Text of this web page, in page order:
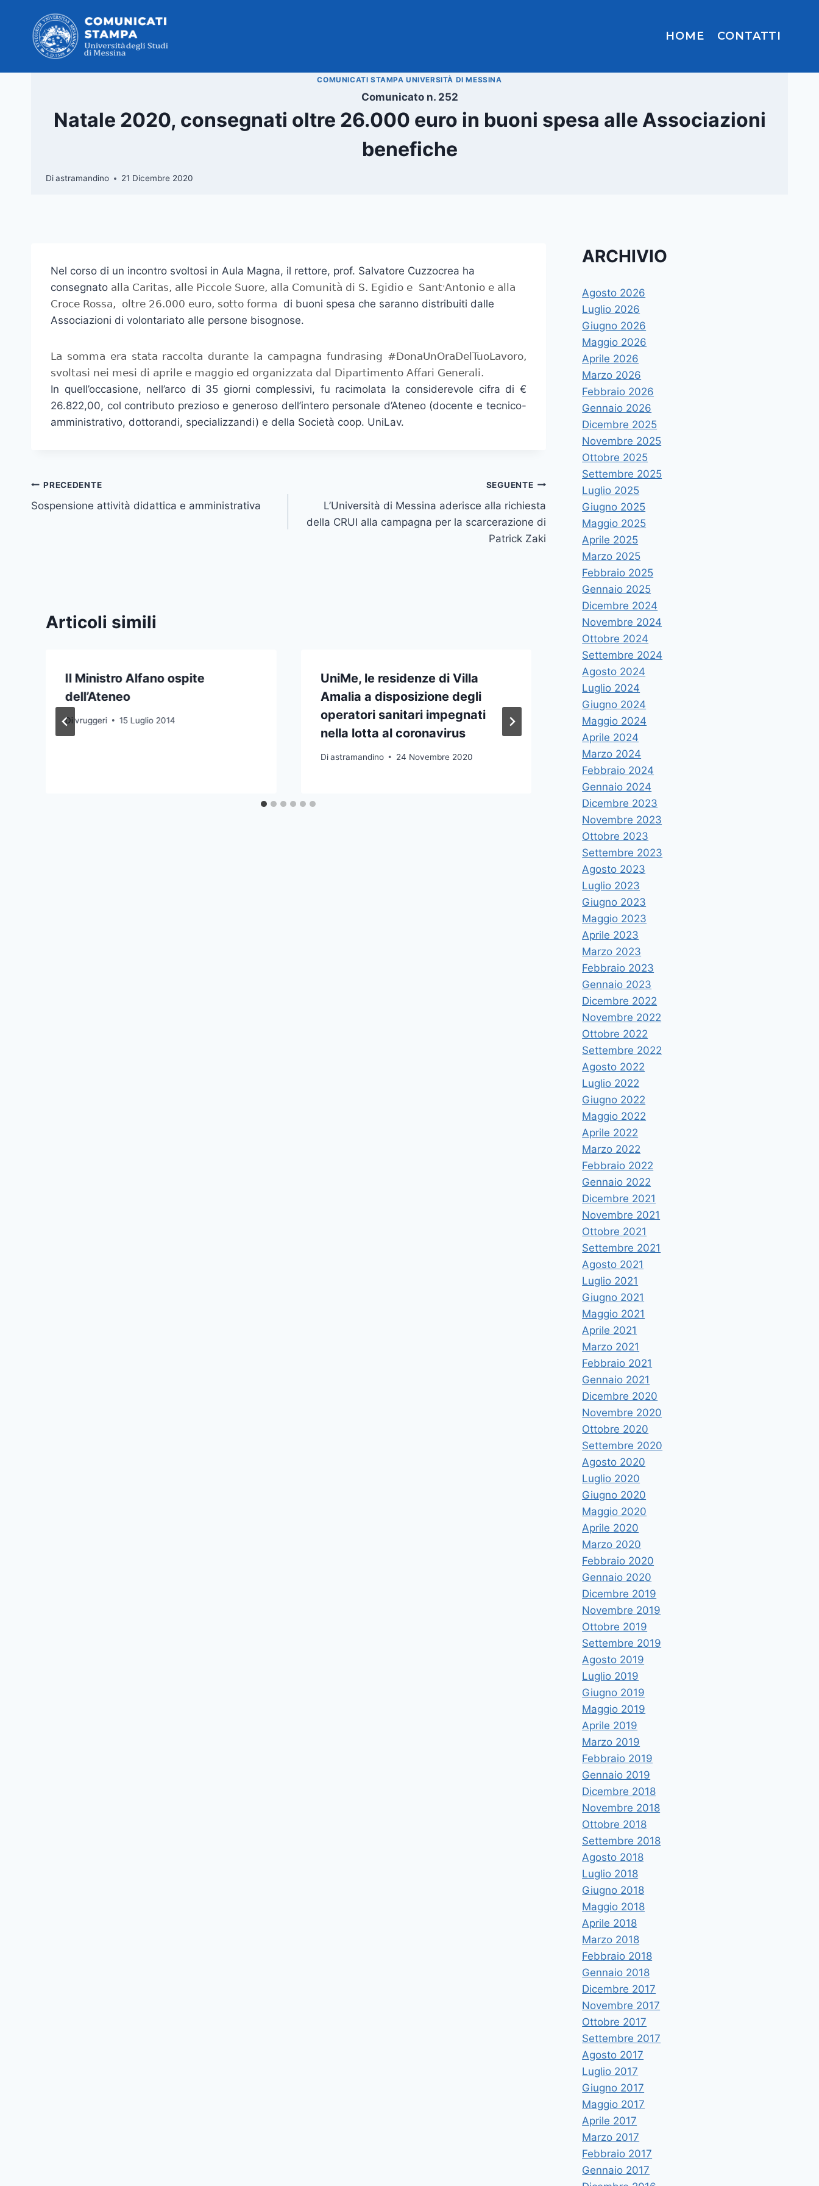
contenuto
HOME CONTATTI
COMUNICATI STAMPA UNIVERSITÀ DI MESSINA
Comunicato n. 252
Natale 2020, consegnati oltre 26.000 euro in buoni spesa alle Associazioni
benefiche
Diastramandino 21 Dicembre 2020
Nel corso di un incontro svoltosi in Aula Magna, il rettore, prof. Salvatore Cuzzocrea ha
consegnato alla Caritas, alle Piccole Suore, alla Comunità di S. Egidio e Sant’Antonio e alla
Croce Rossa, oltre 26.000 euro, sotto forma di buoni spesa che saranno distribuiti dalle
Associazioni di volontariato alle persone bisognose.
La somma era stata raccolta durante la campagna fundrasing #DonaUnOraDelTuoLavoro,
svoltasi nei mesi di aprile e maggio ed organizzata dal Dipartimento Affari Generali.
In quell’occasione, nell’arco di 35 giorni complessivi, fu racimolata la considerevole cifra di €
26.822,00, col contributo prezioso e generoso dell’intero personale d’Ateneo (docente e tecnico-
amministrativo, dottorandi, specializzandi) e della Società coop. UniLav.
Navigazione
articoli
PRECEDENTE
Sospensione attività didattica e amministrativa
SEGUENTE
L’Università di Messina aderisce alla richiesta
della CRUI alla campagna per la scarcerazione di
Patrick Zaki
Articoli simili
Il Ministro Alfano ospite
dell’Ateneo
Di vruggeri 15 Luglio 2014
UniMe, le residenze di Villa
Amalia a disposizione degli
operatori sanitari impegnati
nella lotta al coronavirus
Di astramandino 24 Novembre 2020
Convegno “I Bronzi di Riace e la
Bronzistica di V secolo a.C.”.
Divruggeri 18 Ottobre 2018
ARCHIVIO
Agosto 2026
Luglio 2026
Giugno 2026
Maggio 2026
Aprile 2026
Marzo 2026
Febbraio 2026
Gennaio 2026
Dicembre 2025
Novembre 2025
Ottobre 2025
Settembre 2025
Luglio 2025
Giugno 2025
Maggio 2025
Aprile 2025
Marzo 2025
Febbraio 2025
Gennaio 2025
Dicembre 2024
Novembre 2024
Ottobre 2024
Settembre 2024
Agosto 2024
Luglio 2024
Giugno 2024
Maggio 2024
Aprile 2024
Marzo 2024
Febbraio 2024
Gennaio 2024
Dicembre 2023
Novembre 2023
Ottobre 2023
Settembre 2023
Agosto 2023
Luglio 2023
Giugno 2023
Maggio 2023
Aprile 2023
Marzo 2023
Febbraio 2023
Gennaio 2023
Dicembre 2022
Novembre 2022
Ottobre 2022
Settembre 2022
Agosto 2022
Luglio 2022
Giugno 2022
Maggio 2022
Aprile 2022
Marzo 2022
Febbraio 2022
Gennaio 2022
Dicembre 2021
Novembre 2021
Ottobre 2021
Settembre 2021
Agosto 2021
Luglio 2021
Giugno 2021
Maggio 2021
Aprile 2021
Marzo 2021
Febbraio 2021
Gennaio 2021
Dicembre 2020
Novembre 2020
Ottobre 2020
Settembre 2020
Agosto 2020
Luglio 2020
Giugno 2020
Maggio 2020
Aprile 2020
Marzo 2020
Febbraio 2020
Gennaio 2020
Dicembre 2019
Novembre 2019
Ottobre 2019
Settembre 2019
Agosto 2019
Luglio 2019
Giugno 2019
Maggio 2019
Aprile 2019
Marzo 2019
Febbraio 2019
Gennaio 2019
Dicembre 2018
Novembre 2018
Ottobre 2018
Settembre 2018
Agosto 2018
Luglio 2018
Giugno 2018
Maggio 2018
Aprile 2018
Marzo 2018
Febbraio 2018
Gennaio 2018
Dicembre 2017
Novembre 2017
Ottobre 2017
Settembre 2017
Agosto 2017
Luglio 2017
Giugno 2017
Maggio 2017
Aprile 2017
Marzo 2017
Febbraio 2017
Gennaio 2017